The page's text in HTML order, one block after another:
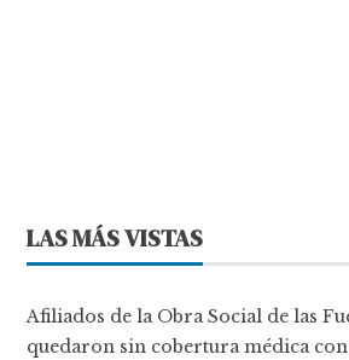
LAS MÁS VISTAS
Afiliados de la Obra Social de las
quedaron sin cobertura médica